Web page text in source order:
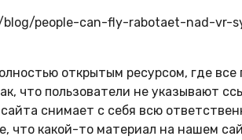
people-can-fly-rabotaet-nad-vr-
открытым ресурсом, где
что пользователи не указывают
снимает с себя всю
что какой-то материал на нашем